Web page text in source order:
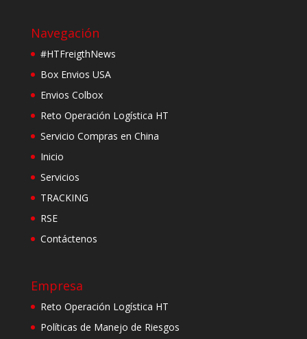
Navegación
#HTFreigthNews
Box Envios USA
Envios Colbox
Reto Operación Logística HT
Servicio Compras en China
Inicio
Servicios
TRACKING
RSE
Contáctenos
Empresa
Reto Operación Logística HT
Políticas de Manejo de Riesgos